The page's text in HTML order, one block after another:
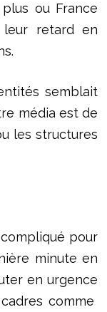
ou France
retard en
semblait
média est de
les structures
pour
minute en
en urgence
comme